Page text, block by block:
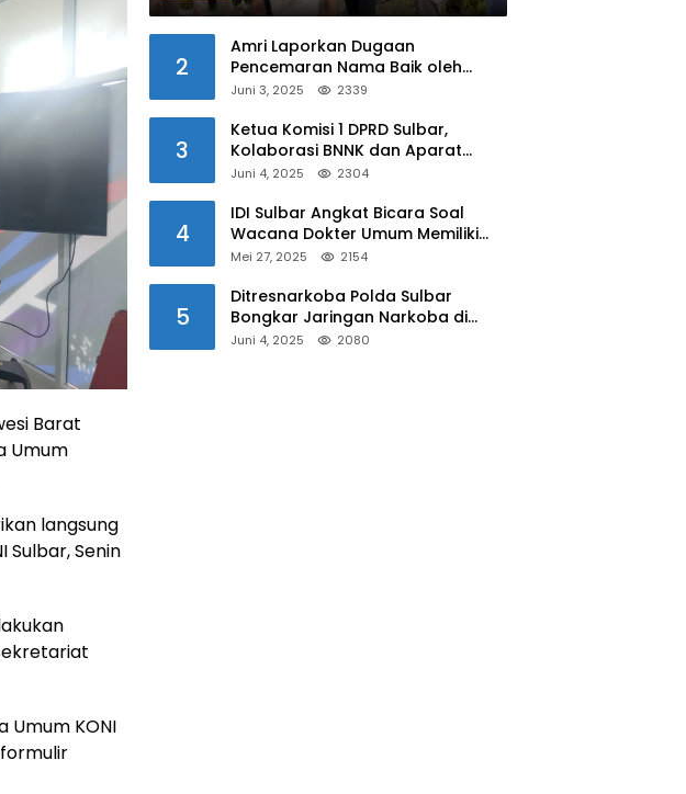
Barat
Umum
langsung
Senin
KONI
2
Amri Laporkan Dugaan
Pencemaran Nama Baik oleh
Oknum Polisi ke Propam Polda
Juni 3, 2025 2339
3
Ketua Komisi 1 DPRD Sulbar,
Kolaborasi BNNK dan Aparat
Kepolisian Tekan Penyalahgunaan
Juni 4, 2025 2304
4
IDI Sulbar Angkat Bicara Soal
Wacana Dokter Umum Memiliki
Kewenangan Operasi Caesar
Mei 27, 2025 2154
5
Ditresnarkoba Polda Sulbar
Bongkar Jaringan Narkoba di
Mamuju, Dua Pria Ditangkap! Jejak
Juni 4, 2025 2080